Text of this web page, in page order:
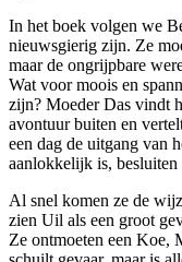
In het boek volgen we
nieuwsgierig zijn. Ze
maar de ongrijpbare
Wat voor moois en
zijn? Moeder Das vindt
avontuur buiten en
een dag de uitgang van
aanlokkelijk is, besluiten
Al snel komen ze de
zien Uil als een groot
Ze ontmoeten een Koe,